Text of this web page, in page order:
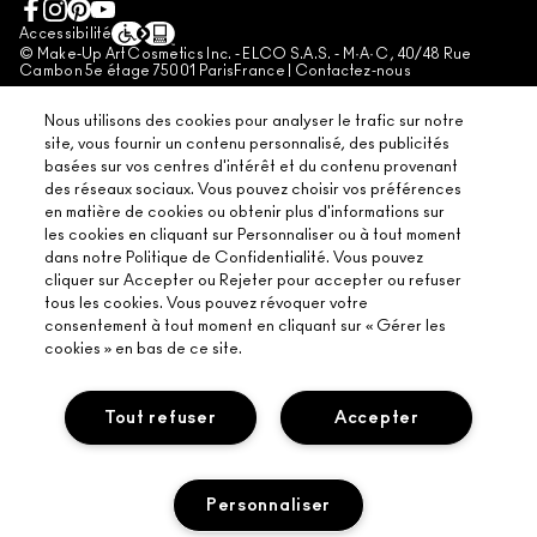
CONDITIONS GÉNÉRALES DE VENTE
CONTREFAÇON
AVIS SUR LA PROTECTION DE LA VIE PRIVÉE DU SERVICE CLIENT DE
LES MODES DE PAIEMENT ACCEPTÉS
GESTION DES COOKIES DU SITE
PROGRAMME DE FIDÉLITÉ
Accessibilité
© Make-Up Art Cosmetics Inc. - ELCO S.A.S. - M·A·C , 40/48 Rue
Cambon 5e étage 75001 ParisFrance | Contactez-nous
Nous utilisons des cookies pour analyser le trafic sur notre
site, vous fournir un contenu personnalisé, des publicités
basées sur vos centres d'intérêt et du contenu provenant
des réseaux sociaux. Vous pouvez choisir vos préférences
en matière de cookies ou obtenir plus d'informations sur
les cookies en cliquant sur Personnaliser ou à tout moment
dans notre Politique de Confidentialité. Vous pouvez
cliquer sur Accepter ou Rejeter pour accepter ou refuser
tous les cookies. Vous pouvez révoquer votre
consentement à tout moment en cliquant sur « Gérer les
cookies » en bas de ce site.
Accepter
Tout refuser
Personnaliser